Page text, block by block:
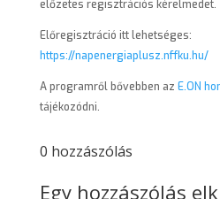
előzetes regisztrációs kérelmedet.
Előregisztráció itt lehetséges:
https://napenergiaplusz.nffku.hu/
A programről bővebben az E.ON
tájékozódni.
0 hozzászólás
Egy hozzászólás